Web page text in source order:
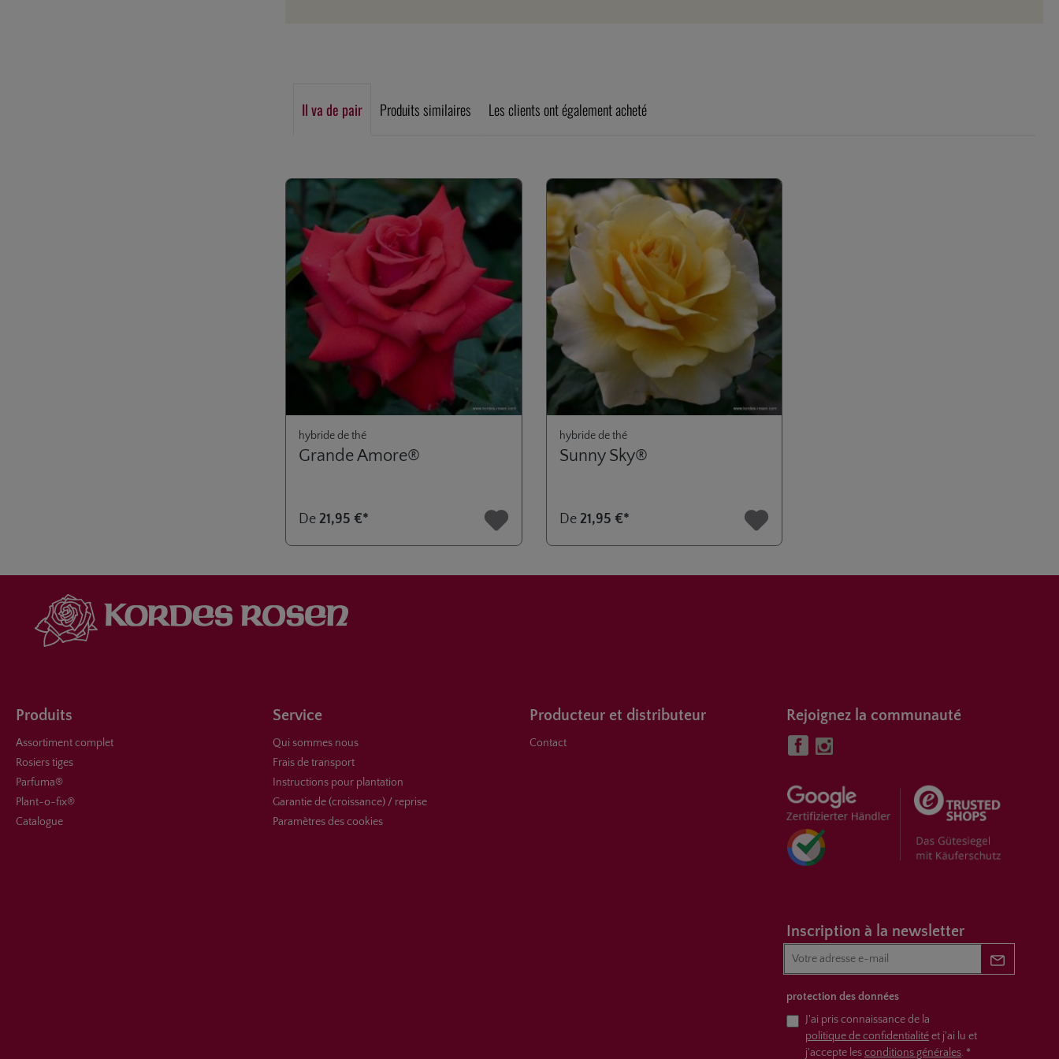
Il va de pair Produits similaires Les clients ont également acheté
hybride de thé
Grande Amore®
De 21,95 €*
hybride de thé
Sunny Sky®
De 21,95 €*
Produits
Assortiment complet
Rosiers tiges
Parfuma®
Plant-o-fix®
Catalogue
Service
Qui sommes nous
Frais de transport
Instructions pour plantation
Garantie de (croissance) / reprise
Paramètres des cookies
Producteur et distributeur
Contact
Rejoignez la communauté
Inscription à la newsletter
Newsletter
protection des données
J'ai pris connaissance de la
politique de confidentialitéet j'ai lu et
j'accepte lesconditions générales. *